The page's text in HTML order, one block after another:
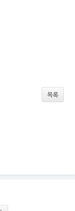
목록